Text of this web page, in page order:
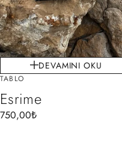
DEVAMINI OKU
TABLO
Esrime
750,00₺